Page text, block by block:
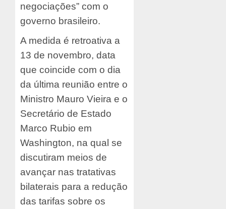
negociações” com o
governo brasileiro.
A medida é retroativa a
13 de novembro, data
que coincide com o dia
da última reunião entre o
Ministro Mauro Vieira e o
Secretário de Estado
Marco Rubio em
Washington, na qual se
discutiram meios de
avançar nas tratativas
bilaterais para a redução
das tarifas sobre os